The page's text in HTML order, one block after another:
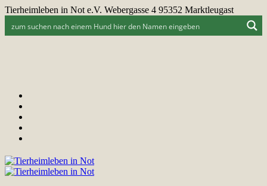
Tierheimleben in Not e.V. Webergasse 4 95352 Marktleugast